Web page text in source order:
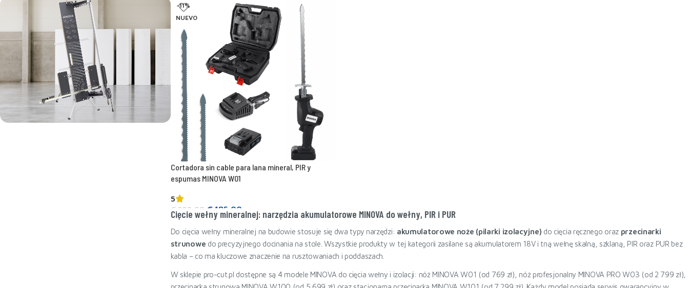
-11%
NUEVO
Cortadora sin cable para lana mineral, PIR y
espumas MINOVA W01
5
€ 209,00 €185,00
Cięcie wełny mineralnej: narzędzia akumulatorowe MINOVA do wełny, PIR i PUR
Do cięcia wełny mineralnej na budowie stosuje się dwa typy narzędzi: akumulatorowe noże (pilarki izolacyjne) do cięcia ręcznego oraz przecinarki
strunowe do precyzyjnego docinania na stole. Wszystkie produkty w tej kategorii zasilane są akumulatorem 18V i tną wełnę skalną, szklaną, PIR oraz PUR bez
kabla – co ma kluczowe znaczenie na rusztowaniach i poddaszach.
W sklepie pro-cut.pl dostępne są 4 modele MINOVA do cięcia wełny i izolacji: nóż MINOVA W01 (od 769 zł), nóż profesjonalny MINOVA PRO W03 (od 2 799 zł),